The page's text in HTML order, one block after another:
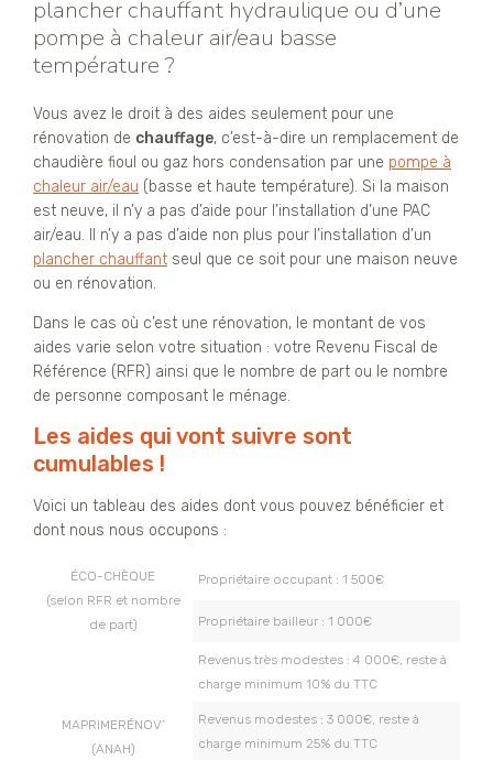
plancher chauffant hydraulique ou d’une
pompe à chaleur air/eau basse
température ?
Vous avez le droit à des aides seulement pour une
rénovation de chauffage, c’est-à-dire un remplacement de
chaudière fioul ou gaz hors condensation par une pompe à
chaleur air/eau (basse et haute température). Si la maison
est neuve, il n’y a pas d’aide pour l’installation d’une PAC
air/eau. Il n’y a pas d’aide non plus pour l’installation d’un
plancher chauffant seul que ce soit pour une maison neuve
ou en rénovation.
Dans le cas où c’est une rénovation, le montant de vos
aides varie selon votre situation : votre Revenu Fiscal de
Référence (RFR) ainsi que le nombre de part ou le nombre
de personne composant le ménage.
Les aides qui vont suivre sont
cumulables !
Voici un tableau des aides dont vous pouvez bénéficier et
dont nous nous occupons :
ÉCO-CHÈQUE
(selon RFR et nombre
de part)
Propriétaire occupant : 1 500€
Propriétaire bailleur : 1 000€
MAPRIMERÉNOV’
(ANAH)
Revenus très modestes : 4 000€, reste à
charge minimum 10% du TTC
Revenus modestes : 3 000€, reste à
charge minimum 25% du TTC